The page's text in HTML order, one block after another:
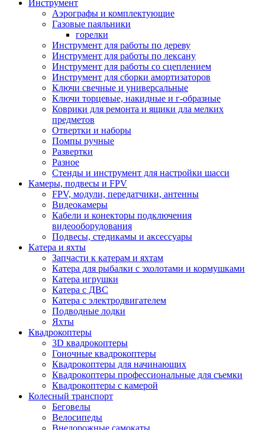
Инструмент
Аэрографы и комплектующие
Газовые паяльники
горелки
Инструмент для работы по дереву
Инструмент для работы по лексану
Инструмент для работы со сцеплением
Инструмент для сборки амортизаторов
Ключи свечные и универсальные
Ключи торцевые, накидные и г-образные
Коврики для ремонта и ящики дла мелких
предметов
Отвертки и наборы
Помпы ручные
Развертки
Разное
Стенды и инструмент для настройки шасси
Камеры, подвесы и FPV
FPV, модули, передатчики, антенны
Видеокамеры
Кабели и конекторы подключения
видеооборудования
Подвесы, стедикамы и аксессуары
Катера и яхты
Запчасти к катерам и яхтам
Катера для рыбалки с эхолотами и кормушками
Катера игрушки
Катера с ДВС
Катера с электродвигателем
Подводные лодки
Яхты
Квадрокоптеры
3D квадрокоптеры
Гоночные квадрокоптеры
Квадрокоптеры для начинающих
Квадрокоптеры профессиональные для съемки
Квадрокоптеры с камерой
Колесный транспорт
Беговелы
Велосипеды
Внедорожные самокаты